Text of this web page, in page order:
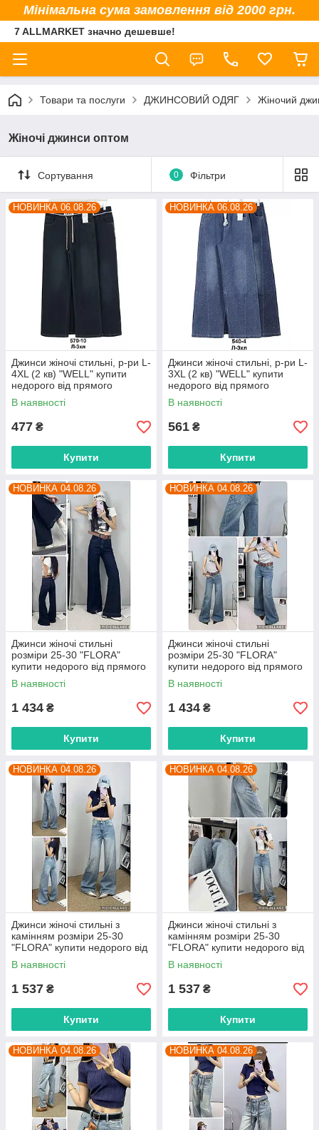
Мінімальна сума замовлення від 2000 грн.
7 ALLMARKET значно дешевше!
Товари та послуги ДЖИНСОВИЙ ОДЯГ Жіночий
Жіночі джинси оптом
Сортування 0 Фільтри
НОВИНКА 06.08.26
Джинси жіночі стильні, р-ри L-
4XL (2 кв) "WELL" купити
недорого від прямого
постачальника
В наявності
477 ₴
Купити
НОВИНКА 06.08.26
Джинси жіночі стильні, р-ри L-
3XL (2 кв) "WELL" купити
недорого від прямого
постачальника
В наявності
561 ₴
Купити
НОВИНКА 04.08.26
Джинси жіночі стильні
розміри 25-30 "FLORA"
купити недорого від прямого
постачальника
В наявності
1 434 ₴
Купити
НОВИНКА 04.08.26
Джинси жіночі стильні
розміри 25-30 "FLORA"
купити недорого від прямого
постачальника
В наявності
1 434 ₴
Купити
НОВИНКА 04.08.26
Джинси жіночі стильні з
камінням розміри 25-30
"FLORA" купити недорого від
прямого постачальника
В наявності
1 537 ₴
Купити
НОВИНКА 04.08.26
Джинси жіночі стильні з
камінням розміри 25-30
"FLORA" купити недорого від
прямого постачальника
В наявності
1 537 ₴
Купити
НОВИНКА 04.08.26 НОВИНКА 04.08.26